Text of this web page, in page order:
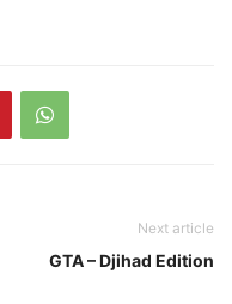
Next article
GTA – Djihad Edition